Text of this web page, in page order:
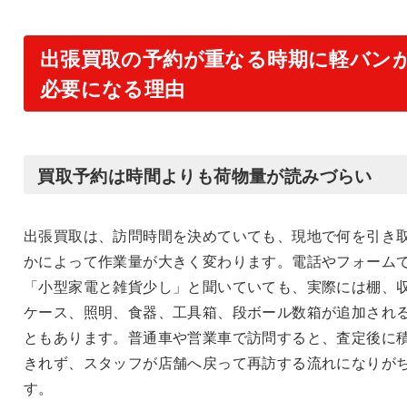
出張買取の予約が重なる時期に軽バン
必要になる理由
買取予約は時間よりも荷物量が読みづらい
出張買取は、訪問時間を決めていても、現地で何を引き
かによって作業量が大きく変わります。電話やフォーム
「小型家電と雑貨少し」と聞いていても、実際には棚、
ケース、照明、食器、工具箱、段ボール数箱が追加され
ともあります。普通車や営業車で訪問すると、査定後に
きれず、スタッフが店舗へ戻って再訪する流れになりが
す。